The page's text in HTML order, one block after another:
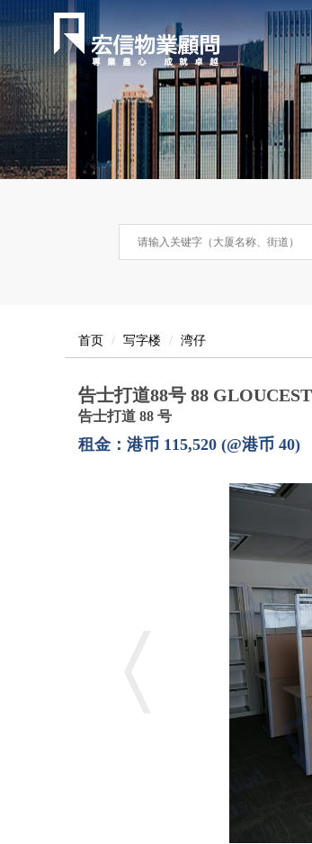
首页 写字楼 湾仔
告士打道88号 88
告士打道 88 号
租金：港币 115,520 (@港币 40)